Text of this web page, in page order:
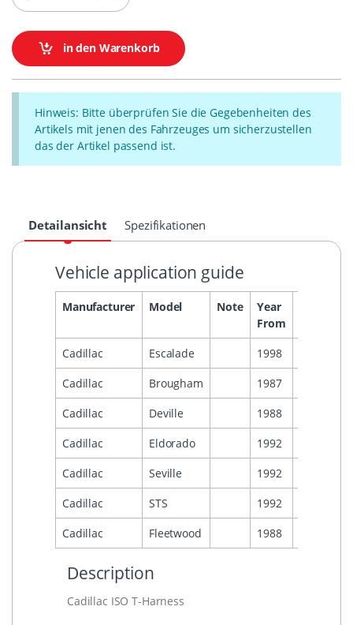
in den Warenkorb
Hinweis: Bitte überprüfen Sie die Gegebenheiten des
Artikels mit jenen des Fahrzeuges um sicherzustellen
das der Artikel passend ist.
Detailansicht Spezifikationen
Vehicle application guide
Manufacturer Model Note
Year
From
Cadillac Escalade 1998
Cadillac
Brougham 1987
Cadillac
Deville 1988
Cadillac
Eldorado 1992
Cadillac
Seville 1992
Cadillac
STS 1992
Cadillac
Fleetwood 1988
Description
Cadillac ISO T-Harness